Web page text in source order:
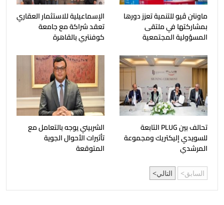
ماونتن ڤيو للتنمية تعزز دورها
بمشاركتها في ملتقى
المسؤولية المجتمعية
الإسماعيلية للاستثمار العقاري
تعقد شراكة مع جامعة
كوفنتري بالقاهرة
تحالف بين PLUG التابعة
للسويدي إليكتريك ومجموعة
المرشدي
الشربيني يوجه بالتعامل مع
تأثيرات الأحوال الجوية
المتوقعة
السابق التالي